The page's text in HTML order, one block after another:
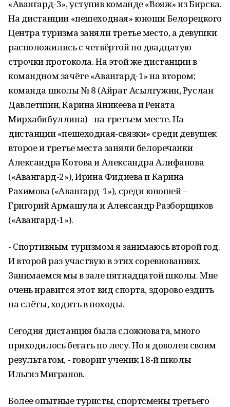
«Авангард-3», уступив команде «Вояж» из Бирска.
На дистанции «пешеходная» юноши Белорецкого
Центра туризма заняли третье место, а девушки
расположились с четвёртой по двадцатую
строчки протокола. На этой же дистанции в
командном зачёте «Авангард-1» на втором;
команда школы № 8 (Айрат Асылгужин, Руслан
Давлетшин, Карина Яникеева и Рената
Мирхабибуллина) - на третьем месте. На
дистанции «пешеходная-связки» среди девушек
второе и третье места заняли белоречанки
Александра Котова и Александра Алифанова
(«Авангард-2»), Ирина Фидиева и Карина
Рахимова («Авангард-1»), среди юношей –
Григорий Армашула и Александр Разборщиков
(«Авангард-1»).
- Спортивным туризмом я занимаюсь второй год.
И второй раз участвую в этих соревнованиях.
Занимаемся мы в зале пятнадцатой школы. Мне
очень нравится этот вид спорта, здорово ездить
на слёты, ходить в походы.
Сегодня дистанция была сложновата, много
приходилось бегать по лесу. Но я доволен своим
результатом, - говорит ученик 18-й школы
Ильгиз Мигранов.
Более опытные туристы, спортсмены третьего